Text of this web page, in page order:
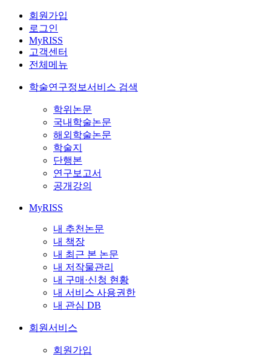
회원가입
로그인
MyRISS
고객센터
전체메뉴
학술연구정보서비스 검색
학위논문
국내학술논문
해외학술논문
학술지
단행본
연구보고서
공개강의
MyRISS
내 추천논문
내 책장
내 최근 본 논문
내 저작물관리
내 구매·신청 현황
내 서비스 사용권한
내 관심 DB
회원서비스
회원가입